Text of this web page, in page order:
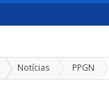
Notícias PPGN »